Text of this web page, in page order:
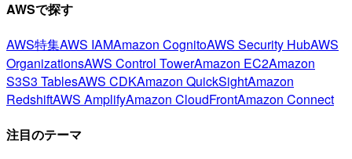
AWSで探す
AWS特集AWS IAMAmazon CognitoAWS Security HubAWS
OrganizationsAWS Control TowerAmazon EC2Amazon
S3S3 TablesAWS CDKAmazon QuickSightAmazon
RedshiftAWS AmplifyAmazon CloudFrontAmazon Connect
注目のテーマ